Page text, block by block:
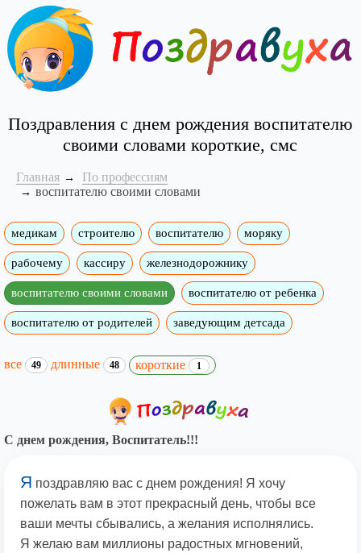
Поздравления с днем рождения воспитателю
своими словами короткие, смс
Главная
По профессиям
воспитателю своими словами
медикам строителю воспитателю моряку
рабочему кассиру железнодорожнику
воспитателю своими словами воспитателю от ребенка
воспитателю от родителей заведующим детсада
все 49 длинные 48 короткие 1
С днем рождения, Воспитатель!!!
Я поздравляю вас с днем рождения! Я хочу
пожелать вам в этот прекрасный день, чтобы все
ваши мечты сбывались, а желания исполнялись.
Я желаю вам миллионы радостных мгновений,